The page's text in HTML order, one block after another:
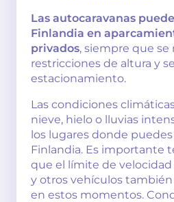
Las autocaravanas
Finlandia en
privados, siempre que se
restricciones de altura y
estacionamiento.
Las condiciones
nieve, hielo o lluvias
los lugares donde
Finlandia. Es importante
que el límite de velocidad
y otros vehículos
en estos momentos.